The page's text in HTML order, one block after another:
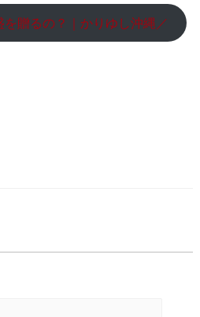
贈るの？｜かりゆし沖縄／